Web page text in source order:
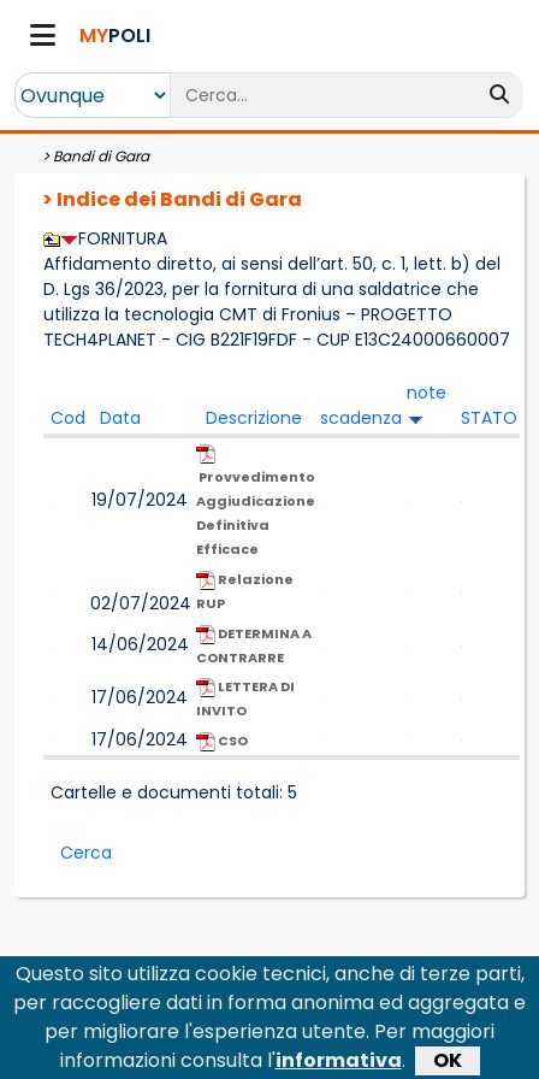
MYPOLI
>Bandi di Gara
> Indice dei Bandi di Gara
FORNITURA
Affidamento diretto, ai sensi dell’art. 50, c. 1, lett. b) del
D. Lgs 36/2023, per la fornitura di una saldatrice che
utilizza la tecnologia CMT di Fronius – PROGETTO
TECH4PLANET - CIG B221F19FDF - CUP E13C24000660007
Cod Data Descrizione scadenza
note
STATO
19/07/2024
Provvedimento
Aggiudicazione
Definitiva
Efficace
02/07/2024
Relazione
RUP
14/06/2024
DETERMINA A
CONTRARRE
17/06/2024
LETTERA DI
INVITO
17/06/2024 CSO
Cartelle e documenti totali: 5
Cerca
Questo sito utilizza cookie tecnici, anche di terze parti,
per raccogliere dati in forma anonima ed aggregata e
per migliorare l'esperienza utente. Per maggiori
informazioni consulta l'informativa. OK